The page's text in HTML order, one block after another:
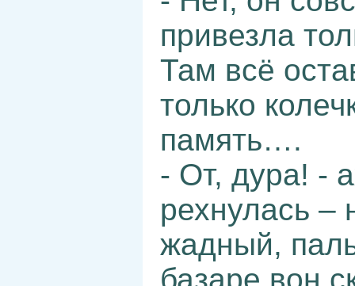
привезла
Там всё
только
память….
- От, дура! -
рехнулась –
жадный,
базаре вон